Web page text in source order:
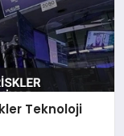
Teknoloji